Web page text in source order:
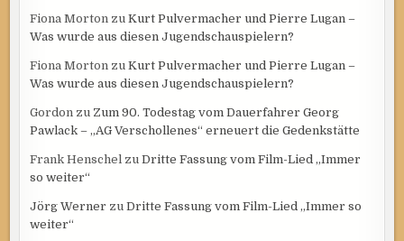
Fiona Morton zuKurt Pulvermacher und Pierre Lugan –
Was wurde aus diesen Jugendschauspielern?
Fiona Morton zuKurt Pulvermacher und Pierre Lugan –
Was wurde aus diesen Jugendschauspielern?
Gordon zu Zum 90. Todestag vom Dauerfahrer Georg
Pawlack – „AG Verschollenes“ erneuert die Gedenkstätte
Frank Henschel zuDritte Fassung vom Film-Lied „Immer
so weiter“
Jörg Werner zuDritte Fassung vom Film-Lied „Immer so
weiter“